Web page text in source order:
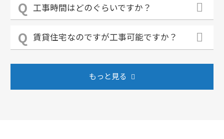
工事時間はどのぐらいですか？
賃貸住宅なのですが工事可能ですか？
もっと見る